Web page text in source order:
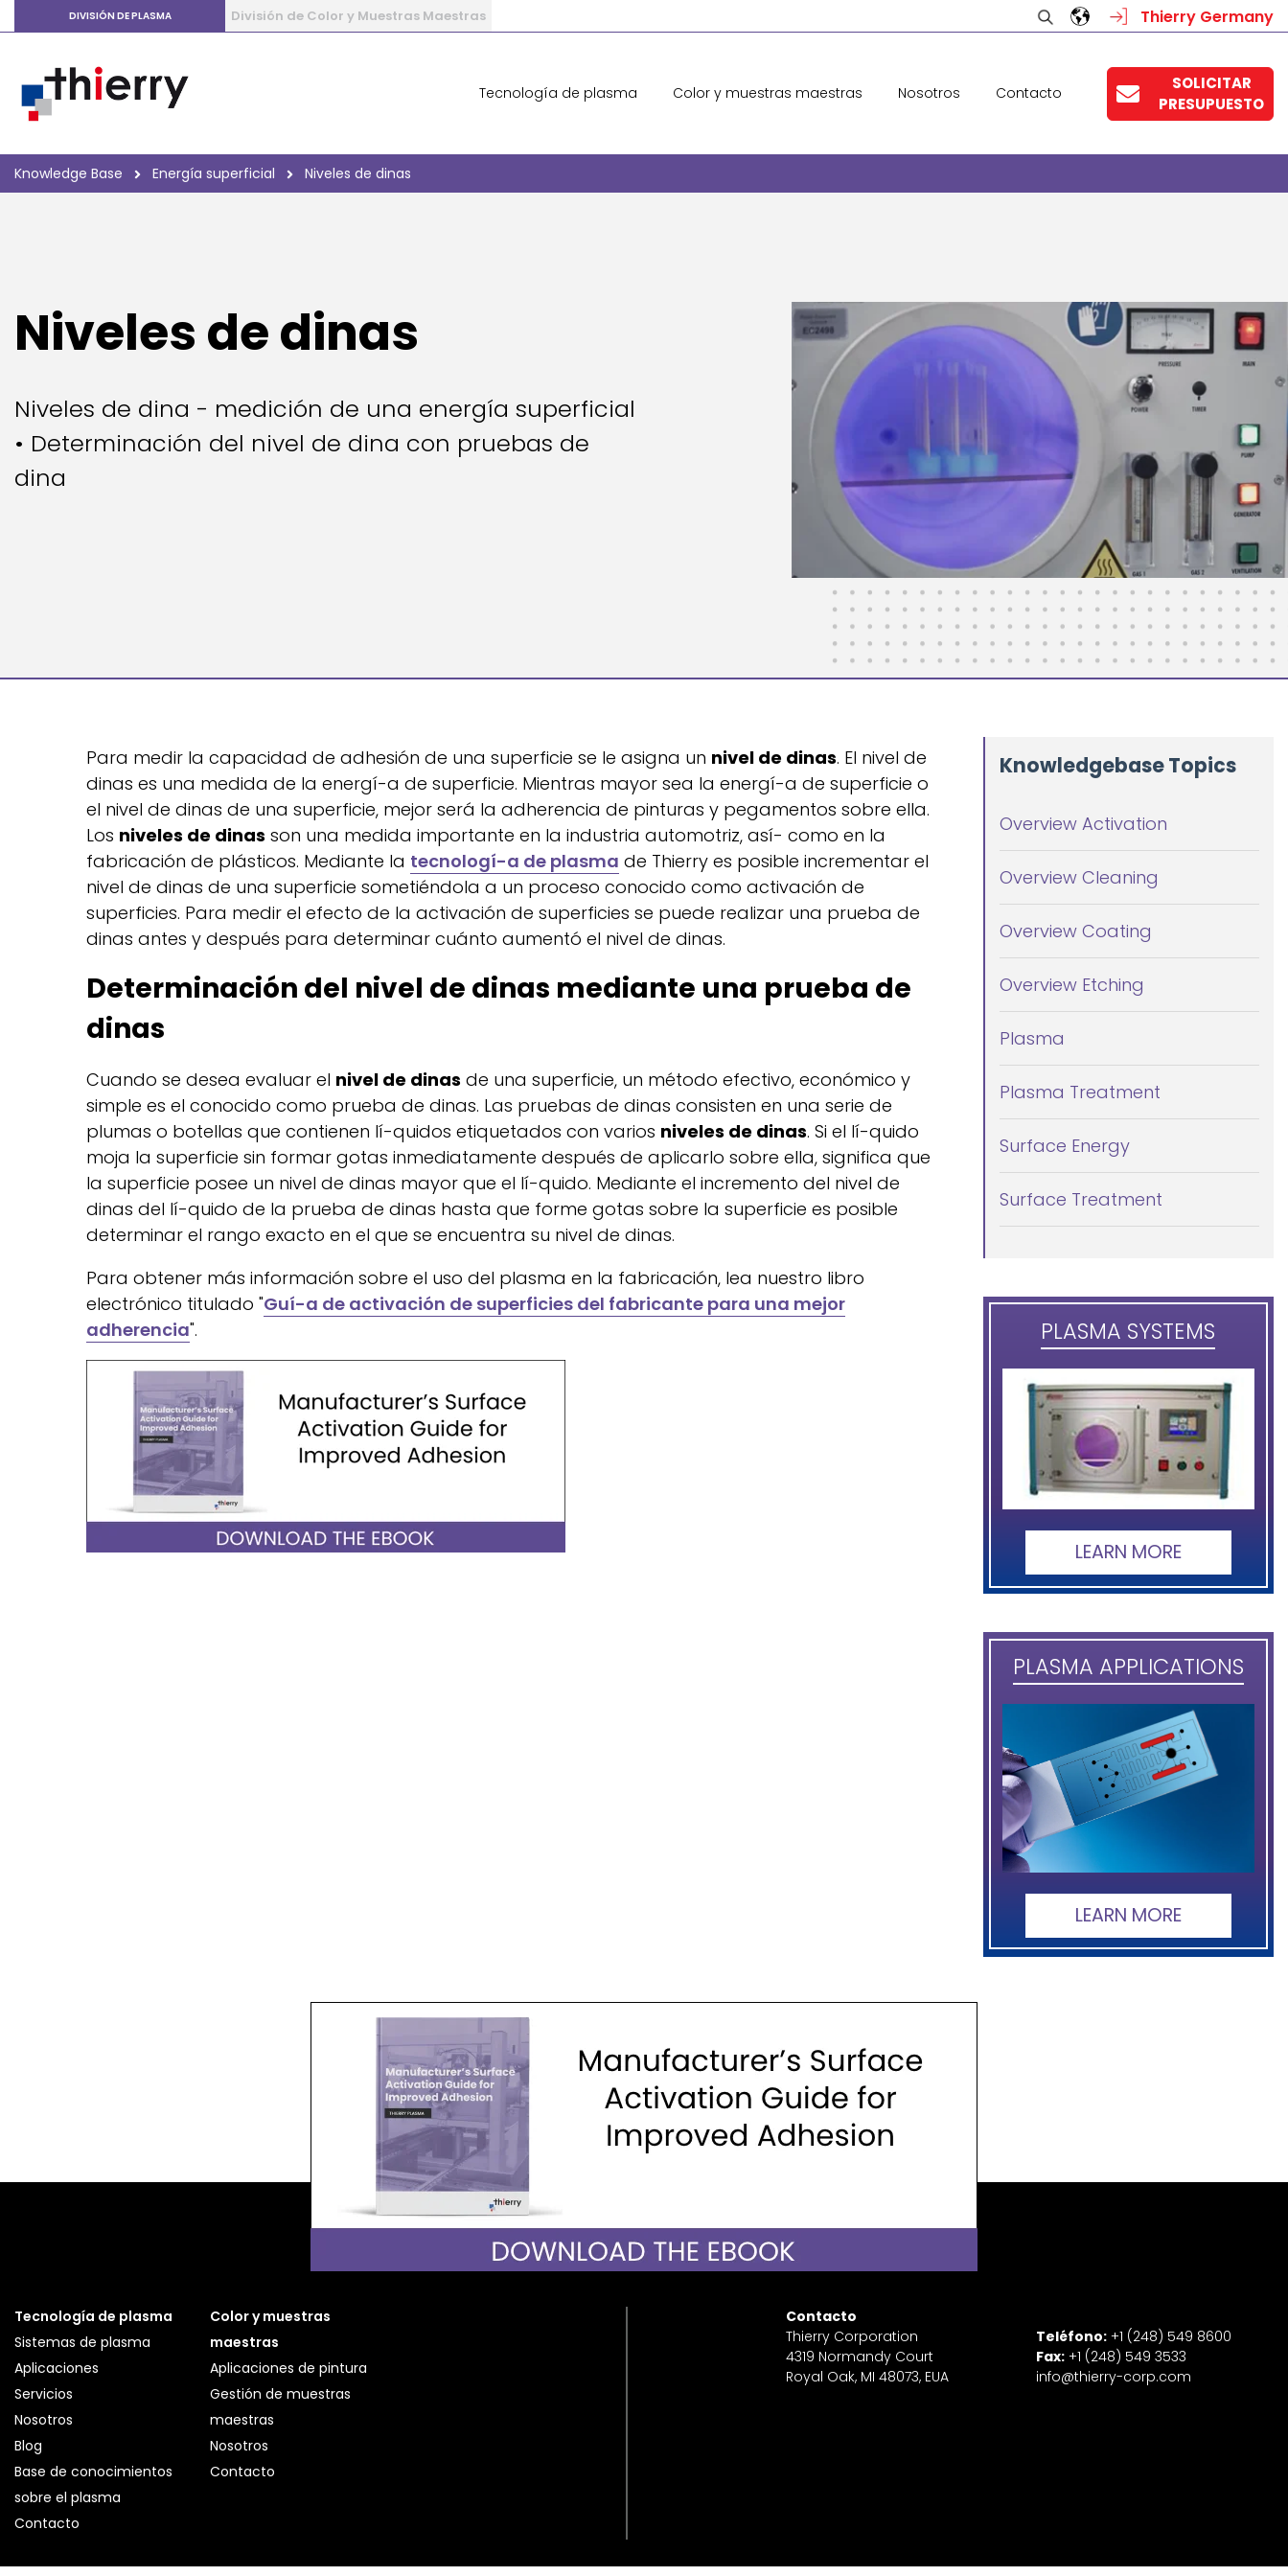
DIVISIÓN DE PLASMA División de Color y Muestras Maestras Thierry Germany
Tecnología de plasma Color y muestras maestras Nosotros Contacto
SOLICITAR
PRESUPUESTO
Knowledge Base Energía superficial Niveles de dinas
Niveles de dinas
Niveles de dina - medición de una energí­a superficial
• Determinación del nivel de dina con pruebas de
dina
Para medir la capacidad de adhesión de una superficie se le asigna un nivel de dinas. El nivel de
dinas es una medida de la energí-a de superficie. Mientras mayor sea la energí-a de superficie o
el nivel de dinas de una superficie, mejor será la adherencia de pinturas y pegamentos sobre ella.
Los niveles de dinas son una medida importante en la industria automotriz, así- como en la
fabricación de plásticos. Mediante la tecnologí-a de plasma de Thierry es posible incrementar el
nivel de dinas de una superficie sometiéndola a un proceso conocido como activación de
superficies. Para medir el efecto de la activación de superficies se puede realizar una prueba de
dinas antes y después para determinar cuánto aumentó el nivel de dinas.
Determinación del nivel de dinas mediante una prueba de
dinas
Cuando se desea evaluar el nivel de dinas de una superficie, un método efectivo, económico y
simple es el conocido como prueba de dinas. Las pruebas de dinas consisten en una serie de
plumas o botellas que contienen lí-quidos etiquetados con varios niveles de dinas. Si el lí-quido
moja la superficie sin formar gotas inmediatamente después de aplicarlo sobre ella, significa que
la superficie posee un nivel de dinas mayor que el lí-quido. Mediante el incremento del nivel de
dinas del lí-quido de la prueba de dinas hasta que forme gotas sobre la superficie es posible
determinar el rango exacto en el que se encuentra su nivel de dinas.
Para obtener más información sobre el uso del plasma en la fabricación, lea nuestro libro
electrónico titulado "Guí-a de activación de superficies del fabricante para una mejor
adherencia".
Knowledgebase Topics
Overview Activation
Overview Cleaning
Overview Coating
Overview Etching
Plasma
Plasma Treatment
Surface Energy
Surface Treatment
PLASMA SYSTEMS
LEARN MORE
PLASMA APPLICATIONS
LEARN MORE
Tecnología de plasma
Sistemas de plasma
Aplicaciones
Servicios
Nosotros
Blog
Base de conocimientos
sobre el plasma
Contacto
Color y muestras
maestras
Aplicaciones de pintura
Gestión de muestras
maestras
Nosotros
Contacto
Contacto
Thierry Corporation
4319 Normandy Court
Royal Oak, MI 48073, EUA
Teléfono: +1 (248) 549 8600
Fax: +1 (248) 549 3533
info@thierry-corp.com